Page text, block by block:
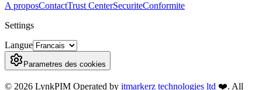
A proposContactTrust CenterSecuriteConformite
Settings
Langue
Parametres des cookies
© 2026 LynkPIM Operated by itmarkerz technologies ltd ❤️. All